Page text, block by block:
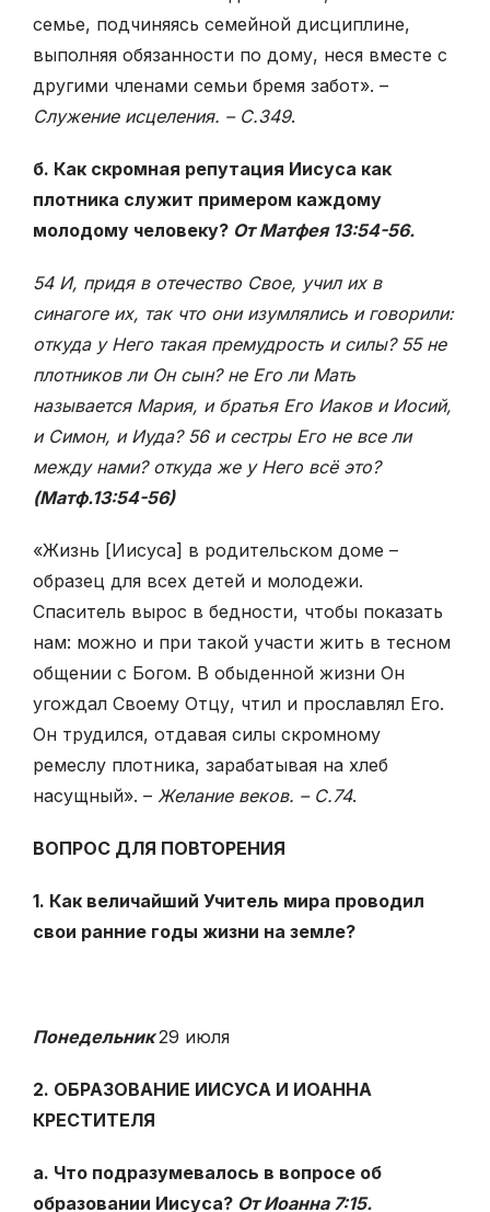
семье, подчиняясь семейной дисциплине,
выполняя обязанности по дому, неся вместе с
другими членами семьи бремя забот». –
Служение исцеления. – С.349.
б. Как скромная репутация Иисуса как
плотника служит примером каждому
молодому человеку? От Матфея 13:54-56.
54 И, придя в отечество Свое, учил их в
синагоге их, так что они изумлялись и говорили:
откуда у Него такая премудрость и силы? 55 не
плотников ли Он сын? не Его ли Мать
называется Мария, и братья Его Иаков и Иосий,
и Симон, и Иуда? 56 и сестры Его не все ли
между нами? откуда же у Него всё это?
(Матф.13:54-56)
«Жизнь [Иисуса] в родительском доме –
образец для всех детей и молодежи.
Спаситель вырос в бедности, чтобы показать
нам: можно и при такой участи жить в тесном
общении с Богом. В обыденной жизни Он
угождал Своему Отцу, чтил и прославлял Его.
Он трудился, отдавая силы скромному
ремеслу плотника, зарабатывая на хлеб
насущный». – Желание веков. – С.74.
ВОПРОС ДЛЯ ПОВТОРЕНИЯ
1. Как величайший Учитель мира проводил
свои ранние годы жизни на земле?
Понедельник29 июля
2. ОБРАЗОВАНИЕ ИИСУСА И ИОАННА
КРЕСТИТЕЛЯ
а. Что подразумевалось в вопросе об
образовании Иисуса? От Иоанна 7:15.